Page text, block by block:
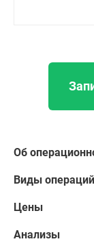
Об
Виды операций
Цены
Анализы